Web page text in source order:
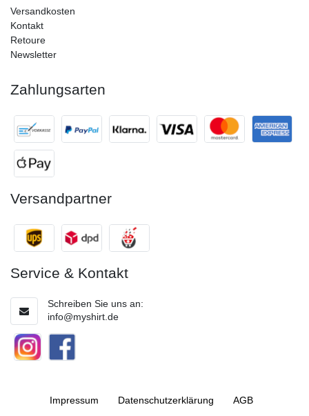
Versandkosten
Kontakt
Retoure
Newsletter
Zahlungsarten
Versandpartner
Service & Kontakt
Schreiben Sie uns an:
info@myshirt.de
Impressum Daten­schutz­erklärung AGB